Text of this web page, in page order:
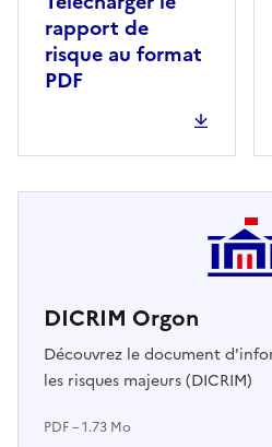
rapport de
risque au format
PDF
DICRIM Orgon
PDF – 1.73 Mo
Découvrez le document
les risques majeurs (DICRIM)